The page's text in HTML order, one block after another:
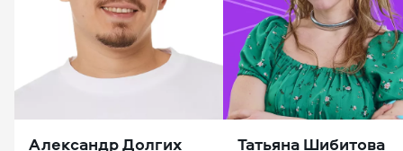
Александр Долгих Татьяна Шибитова